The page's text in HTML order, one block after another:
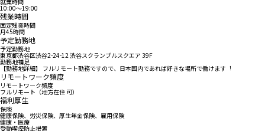
10:00〜19:00
残業時間
固定残業時間
月45時間
予定勤務地
予定勤務地
東京都渋谷区渋⾕2-24-12 渋⾕スクランブルスクエア 39F
勤務地補足
【勤務地詳細】 フルリモート勤務ですので、⽇本国内であれば好きな場所で働けます︕
リモートワーク頻度
リモートワーク頻度
フルリモート（地方在住 可）
福利厚生
保険
健康保険、労災保険、厚生年金保険、雇用保険
健康・医療
受動喫煙防止措置